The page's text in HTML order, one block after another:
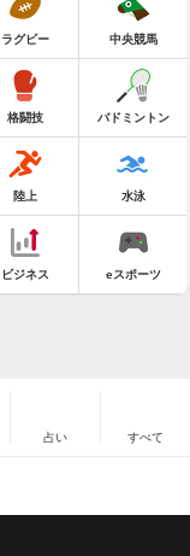
ラグビー 中央競馬
格闘技 バドミントン
陸上 水泳
ビジネス eスポーツ
占い すべて